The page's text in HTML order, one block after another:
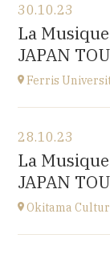
Conservatoire
3 rue Desprez
à15H
30.10.23
La
JAPAN
Ferris
Ferris
JAPAN
à15H
28.10.23
La
JAPAN
Okitama